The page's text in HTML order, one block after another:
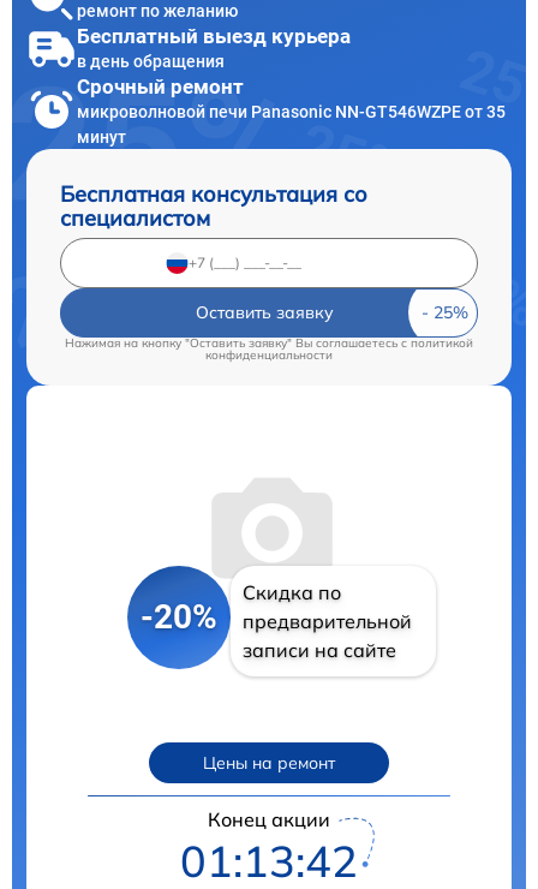
ремонт по желанию
Бесплатный выезд курьера
в день обращения
Срочный ремонт
микроволновой печи Panasonic NN-GT546WZPE от 35
минут
Бесплатная консультация со
специалистом
Оставить заявку
Нажимая на кнопку "Оставить заявку" Вы соглашаетесь cполитикой
конфиденциальности
-20%
Скидка по
предварительной
записи на сайте
Цены на ремонт
Конец акции
01:13:41